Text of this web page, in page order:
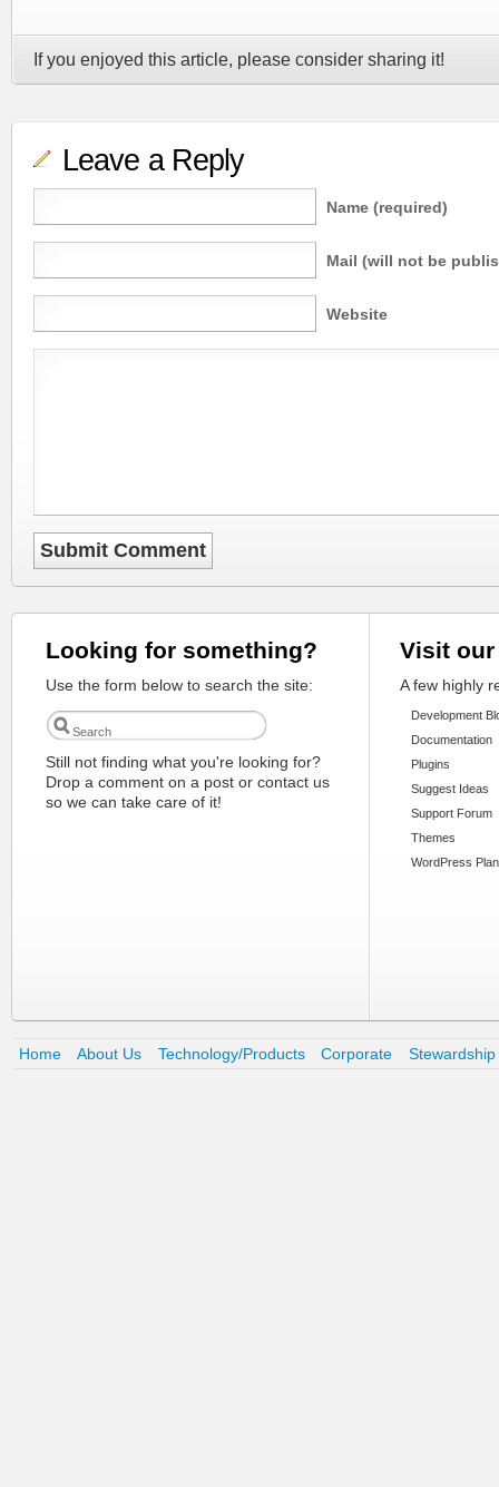
If you enjoyed this article, please consider sharing it!
Leave a Reply
Name (required)
Mail (will not be
Website
Looking for something?
Use the form below to search the site:
Still not finding what you're looking for?
Drop a comment on a post or contact us
so we can take care of it!
Visit
A few highly
Development
Documentation
Plugins
Suggest Ideas
Support Forum
Themes
WordPress
Home About Us Technology/Products Corporate Stewardship